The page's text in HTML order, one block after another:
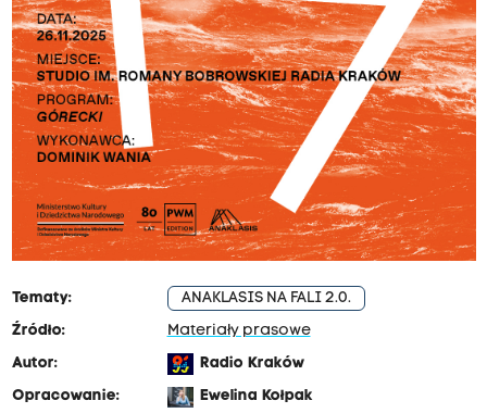
Tematy:
ANAKLASIS NA FALI 2.0.
Źródło:
Materiały prasowe
Autor:
Radio Kraków
Opracowanie:
Ewelina Kołpak